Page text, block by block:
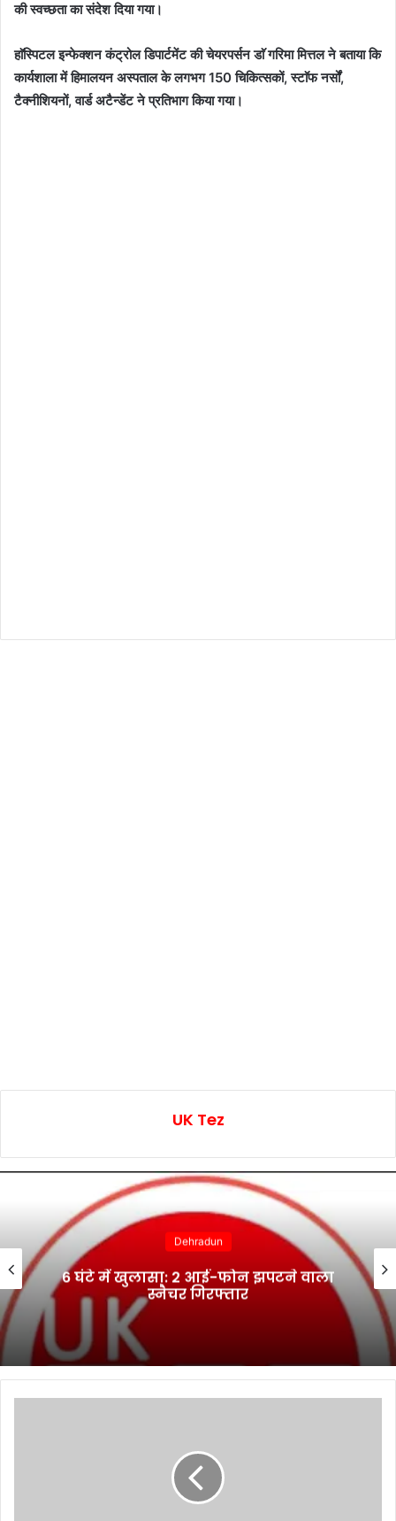
की स्वच्छता का संदेश दिया गया।
हाॅस्पिटल इन्फेक्शन कंट्रोल डिपार्टमेंट की चेयरपर्सन डाॅ गरिमा मित्तल ने बताया कि
कार्यशाला में हिमालयन अस्पताल के लगभग 150 चिकित्सकों, स्टाॅफ नर्सों,
टैक्नीशियनों, वार्ड अटैन्डेंट ने प्रतिभाग किया गया।
UK Tez
Dehradun
6 घंटे में खुलासा: 2 आई-फोन झपटने वाला
स्नैचर गिरफ्तार